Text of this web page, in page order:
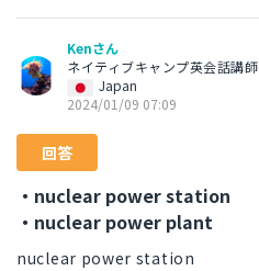
Kenさん
ネイティブキャンプ英会話講師
Japan
2024/01/09 07:09
回答
・nuclear power station
・nuclear power plant
nuclear power station